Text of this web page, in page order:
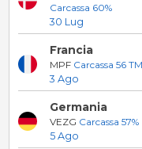
Carcassa 60%
30 Lug
Francia
MPF Carcassa 56
3 Ago
Germania
VEZG Carcassa 57%
5 Ago